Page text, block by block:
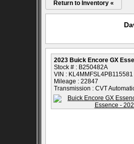
Return to Inventory «
2023 Buick Encore GX
Stock # : B250482A
VIN : KL4MMFSL4PB115581
Mileage : 22847
Transmission : CVT